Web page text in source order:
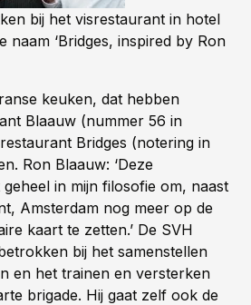
bij het visrestaurant in hotel
naam ‘Bridges, inspired by Ron
keuken, dat hebben
Blaauw (nummer 56 in
Bridges (notering in
Ron Blaauw: ‘Deze
in mijn filosofie om, naast
Amsterdam nog meer op de
kaart te zetten.’ De SVH
bij het samenstellen
en het trainen en versterken
brigade. Hij gaat zelf ook de